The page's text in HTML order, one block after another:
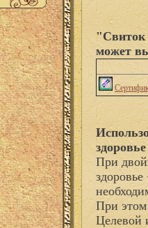
"Свиток
может
При
При этом
Целевой